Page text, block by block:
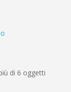
di 6 oggetti